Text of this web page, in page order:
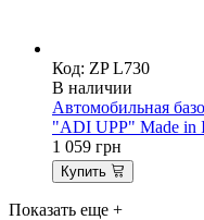
Код: ZP L730
В наличии
Автомобильная
"ADI UPP" Made in
1 059 грн
Купить
Показать еще +